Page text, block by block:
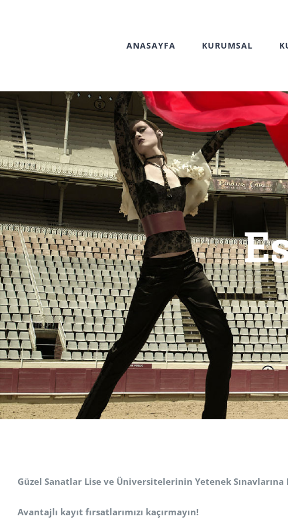
ANASAYFA KURUMSAL
Güzel Sanatlar Lise ve Üniversitelerinin Yetenek Sınavlarına
Avantajlı kayıt fırsatlarımızı kaçırmayın!